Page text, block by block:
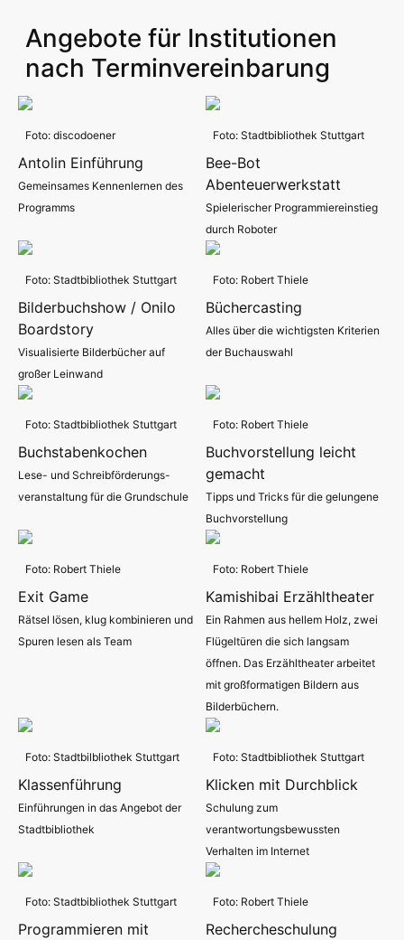
Angebote für Institutionen
nach Terminvereinbarung
Foto: discodoener
Antolin Einführung
Gemeinsames Kennenlernen des
Programms
Foto: Stadtbibliothek Stuttgart
Bee-Bot
Abenteuerwerkstatt
Spielerischer Programmiereinstieg
durch Roboter
Foto: Stadtbibliothek Stuttgart
Bilderbuchshow / Onilo
Boardstory
Visualisierte Bilderbücher auf
großer Leinwand
Foto: Robert Thiele
Büchercasting
Alles über die wichtigsten Kriterien
der Buchauswahl
Foto: Stadtbibliothek Stuttgart
Buchstabenkochen
Lese- und Schreibförderungs-
veranstaltung für die Grundschule
Foto: Robert Thiele
Buchvorstellung leicht
gemacht
Tipps und Tricks für die gelungene
Buchvorstellung
Foto: Robert Thiele
Exit Game
Rätsel lösen, klug kombinieren und
Spuren lesen als Team
Foto: Robert Thiele
Kamishibai Erzähltheater
Ein Rahmen aus hellem Holz, zwei
Flügeltüren die sich langsam
öffnen. Das Erzähltheater arbeitet
mit großformatigen Bildern aus
Bilderbüchern.
Foto: Stadtbilbliothek Stuttgart
Klassenführung
Einführungen in das Angebot der
Stadtbibliothek
Foto: Stadtbibliothek Stuttgart
Klicken mit Durchblick
Schulung zum
verantwortungsbewussten
Verhalten im Internet
Foto: Stadtbibliothek Stuttgart
Programmieren mit
Foto: Robert Thiele
Rechercheschulung